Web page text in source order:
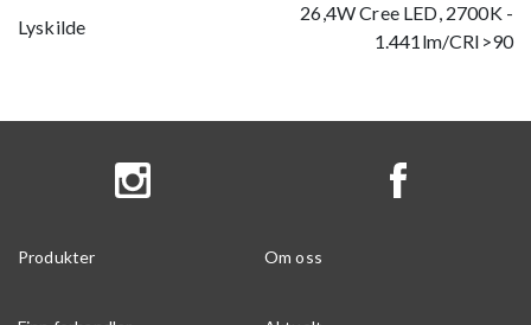
Lyskilde
26,4W Cree LED, 2700K -
1.441lm/CRI>90
Produkter Om oss